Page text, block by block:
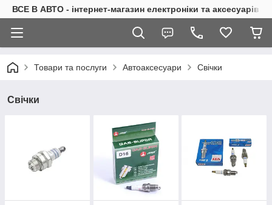
ВСЕ В АВТО - інтернет-магазин електроніки та аксесуарів в
Товари та послуги Автоаксесуари Свічки
Свічки